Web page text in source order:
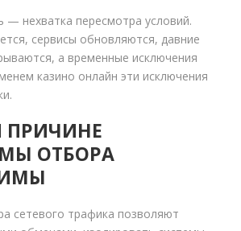
— нехватка пересмотра условий.
сервисы обновляются, давние
а временные исключения
казино онлайн эти исключения
ПРИЧИНЕ
ОТБОРА
сетевого трафика позволяют